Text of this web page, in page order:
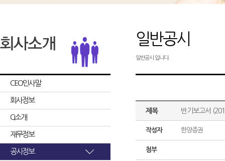
CEO인사말
회사정보
CI소개
재무정보
공시정보
일반공시
일반공시 입니다.
제목 반기보고서
작성자 한양증권
첨부